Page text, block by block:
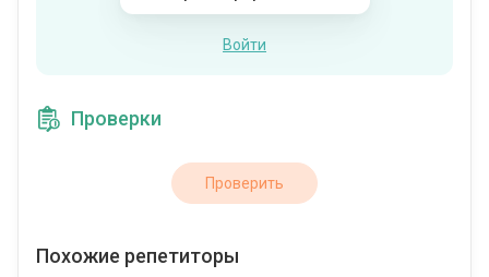
Войти
Проверки
Проверить
Похожие репетиторы